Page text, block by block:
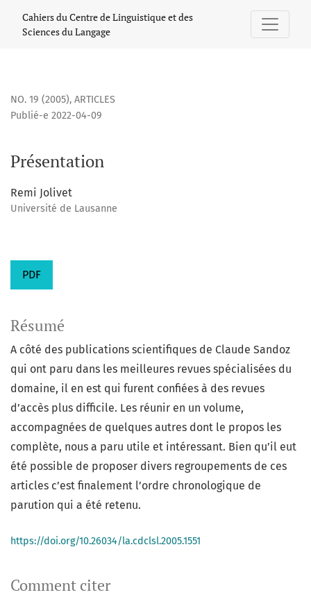
Cahiers du Centre de Linguistique et des
Sciences du Langage
NO. 19 (2005), ARTICLES
Présentation
Publié-e 2022-04-09
Remi Jolivet
Université de Lausanne
PDF
Comment citer
Résumé
A côté des publications scientifiques de Claude Sandoz
qui ont paru dans les meilleures revues spécialisées du
domaine, il en est qui furent confiées à des revues
d’accès plus difficile. Les réunir en un volume,
accompagnées de quelques autres dont le propos les
complète, nous a paru utile et intéressant. Bien qu’il eut
été possible de proposer divers regroupements de ces
articles c’est finalement l’ordre chronologique de
parution qui a été retenu.
https://doi.org/10.26034/la.cdclsl.2005.1551